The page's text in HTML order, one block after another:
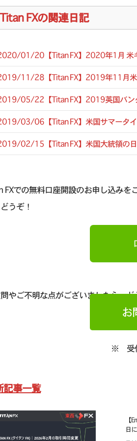
Titan FXの関連日記
01/20【Titan FX】2020年1月 米
11/28【Titan FX】2019年11月米
05/22【Titan FX】2019英国バン
03/06【Titan FX】米国サマータイ
02/15【Titan FX】米国大統領の
FXでの無料口座開設のお申し込みを
うぞ！
やご不明な点がございましたら、ど
お
※ 受
記事一覧
【
日